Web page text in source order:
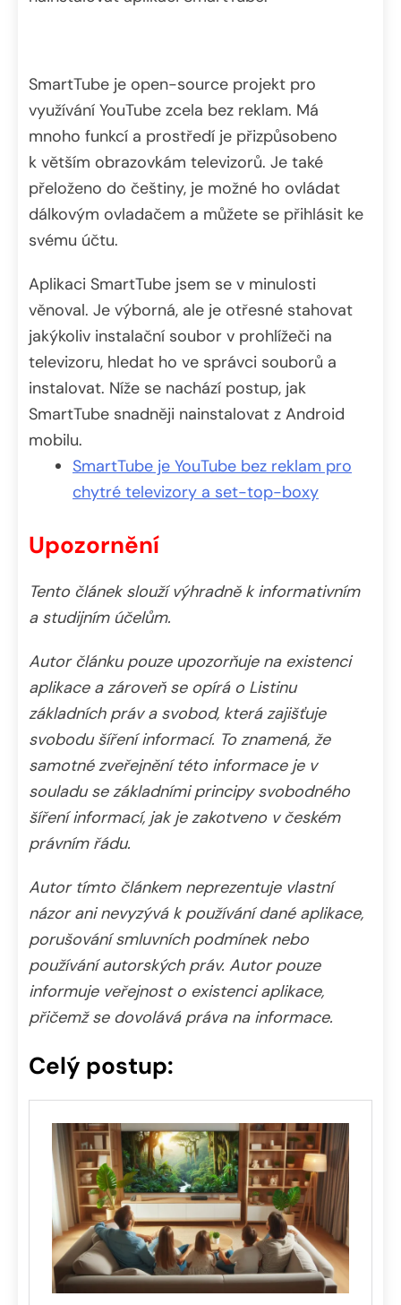
SmartTube je open-source projekt pro
využívání YouTube zcela bez reklam. Má
mnoho funkcí a prostředí je přizpůsobeno
k větším obrazovkám televizorů. Je také
přeloženo do češtiny, je možné ho ovládat
dálkovým ovladačem a můžete se přihlásit ke
svému účtu.
Aplikaci SmartTube jsem se v minulosti
věnoval. Je výborná, ale je otřesné stahovat
jakýkoliv instalační soubor v prohlížeči na
televizoru, hledat ho ve správci souborů a
instalovat. Níže se nachází postup, jak
SmartTube snadněji nainstalovat z Android
mobilu.
SmartTube je YouTube bez reklam pro
chytré televizory a set-top-boxy
Upozornění
Tento článek slouží výhradně k informativním
a studijním účelům.
Autor článku pouze upozorňuje na existenci
aplikace a zároveň se opírá o Listinu
základních práv a svobod, která zajišťuje
svobodu šíření informací. To znamená, že
samotné zveřejnění této informace je v
souladu se základními principy svobodného
šíření informací, jak je zakotveno v českém
právním řádu.
Autor tímto článkem neprezentuje vlastní
názor ani nevyzývá k používání dané aplikace,
porušování smluvních podmínek nebo
používání autorských práv. Autor pouze
informuje veřejnost o existenci aplikace,
přičemž se dovolává práva na informace.
Celý postup: